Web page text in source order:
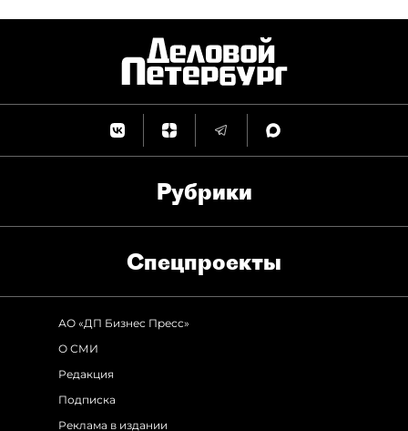
Рубрики
Спец­проекты
АО «ДП Бизнес Пресс»
О СМИ
Редакция
Подписка
Реклама в издании